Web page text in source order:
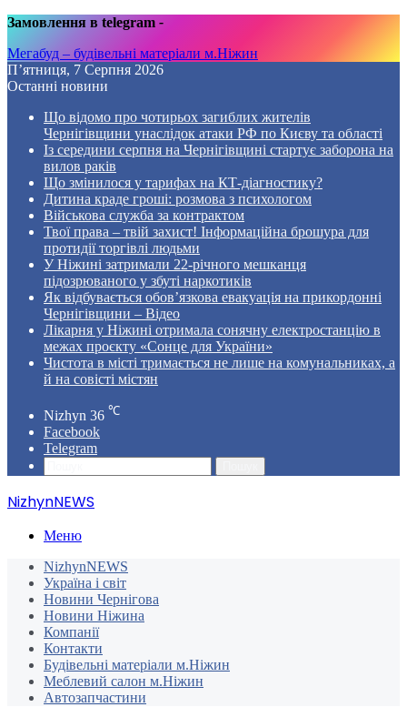
Замовлення в telegram -
Мегабуд – будівельні матеріали м.Ніжин
П’ятниця, 7 Серпня 2026
Останні новини
Що відомо про чотирьох загиблих жителів
Чернігівщини унаслідок атаки РФ по Києву та області
Із середини серпня на Чернігівщині стартує заборона на
вилов раків
Що змінилося у тарифах на КТ-діагностику?
Дитина краде гроші: розмова з психологом
Військова служба за контрактом
Твої права – твій захист! Інформаційна брошура для
протидії торгівлі людьми
У Ніжині затримали 22-річного мешканця
підозрюваного у збуті наркотиків
Як відбувається обов’язкова евакуація на прикордонні
Чернігівщини – Відео
Лікарня у Ніжині отримала сонячну електростанцію в
межах проєкту «Сонце для України»
Чистота в місті тримається не лише на комунальниках, а
й на совісті містян
Nizhyn 36 ℃
Facebook
Telegram
NizhynNEWS
Меню
NizhynNEWS
Україна і світ
Новини Чернігова
Новини Ніжина
Компанії
Контакти
Будівельні матеріали м.Ніжин
Меблевий салон м.Ніжин
Автозапчастини